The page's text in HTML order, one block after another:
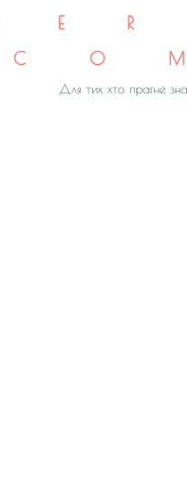
Для тих хто прагне